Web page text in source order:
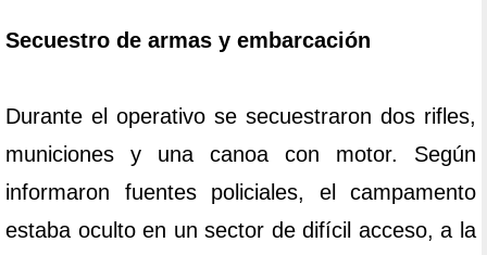
Secuestro de armas y embarcación
Durante el operativo se secuestraron dos rifles,
municiones y una canoa con motor. Según
informaron fuentes policiales, el campamento
estaba oculto en un sector de difícil acceso, a la